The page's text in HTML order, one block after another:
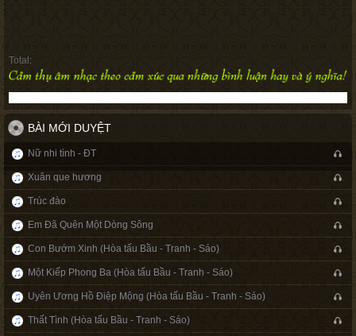
Total:
BÀI MỚI DUYỆT
Nữ nhi tình - ĐT
Xuân que hương
Trúc đào
Em Đã Quên Một Dòng Sông
Con Bướm Xinh (Hòa tấu Bầu - Tranh - Sáo)
Một Kiếp Phong Ba (Hòa tấu Bầu - Tranh - Sáo)
Uyên Ương Hồ Điệp Mộng (Hòa tấu Bầu - Tranh - Sáo)
Thất Tình (Hòa tấu Bầu - Tranh - Sáo)